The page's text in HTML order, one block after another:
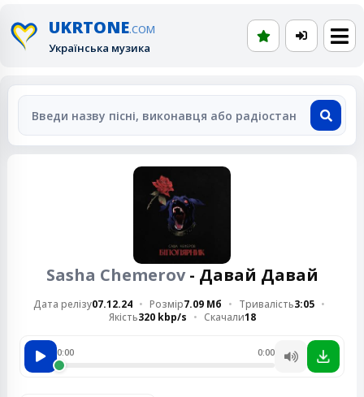
UKRTONE.COM
Українська музика
Sasha Chemerov- Давай Давай
Дата релізу07.12.24 Розмір7.09 Мб Тривалість3:05
Якість320 kbp/s Скачали18
0:00 0:00